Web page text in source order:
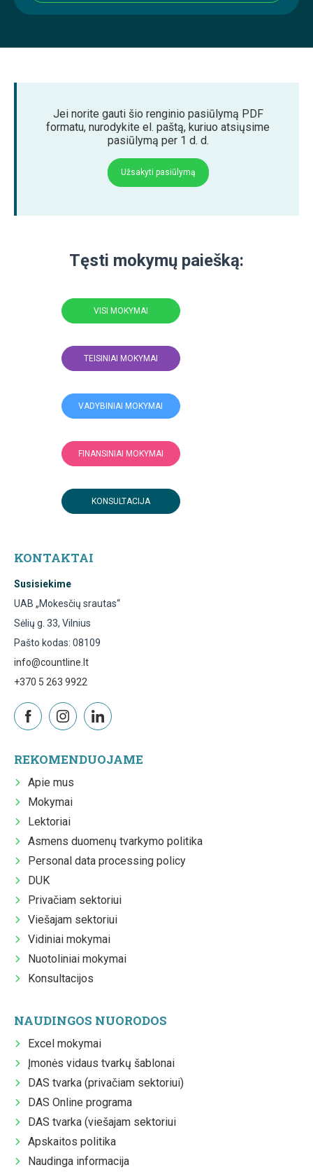
Jei norite gauti šio renginio pasiūlymą PDF
formatu, nurodykite el. paštą, kuriuo atsiųsime
pasiūlymą per 1 d. d.
Užsakyti pasiūlymą
Tęsti mokymų paiešką:
VISI MOKYMAI
TEISINIAI MOKYMAI
VADYBINIAI MOKYMAI
FINANSINIAI MOKYMAI
KONSULTACIJA
KONTAKTAI
Susisiekime
UAB „Mokesčių srautas“
Sėlių g. 33, Vilnius
Pašto kodas: 08109
info@countline.lt
+370 5 263 9922
REKOMENDUOJAME
Apie mus
Mokymai
Lektoriai
Asmens duomenų tvarkymo politika
Personal data processing policy
DUK
Privačiam sektoriui
Viešajam sektoriui
Vidiniai mokymai
Nuotoliniai mokymai
Konsultacijos
NAUDINGOS NUORODOS
Excel mokymai
Įmonės vidaus tvarkų šablonai
DAS tvarka (privačiam sektoriui)
DAS Online programa
DAS tvarka (viešajam sektoriui
Apskaitos politika
Naudinga informacija